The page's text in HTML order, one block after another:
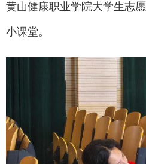
黄山健康职业学院大学生志
小课堂。